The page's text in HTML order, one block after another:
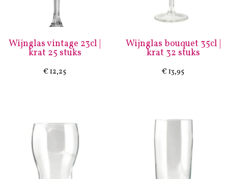
Wijnglas vintage 23cl |
krat 25 stuks
€12,25
Wijnglas bouquet 35cl |
krat 32 stuks
€13,95